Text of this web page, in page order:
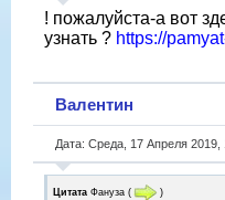
! пожалуйста-а вот
узнать ? https://
Валентин
Дата: Среда, 17 Апреля
Цитата Фануза ( )